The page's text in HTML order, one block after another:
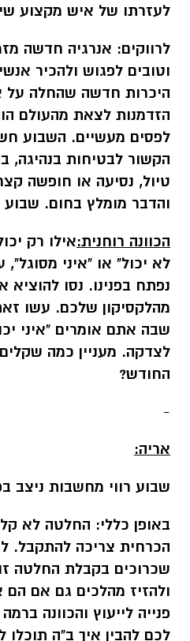
לעזרתו של איש מקצוע
לרווקים: אנרגיה חדשה
וטובים לפגוש ולהכיר
היכרות חדשה שהחלה
הזדמנות לצאת מהעולם
לפסים מעשיים. השבוע
הקשור לבטיחות בנהיגה,
טיול, נסיעה או חופשה
והדבר מומלץ בחום.
הכוונה רוחנית:אילו רק
לא יכול" או "איני
נפתח בפנינו. נסו להוציא
מהלקסיקון שלכם. עשו
שבה אתם אומרים "איני
לצדקה. מעניין כמה
החודש?
-
אריה:
שבוע רווי מחשבות ניצב
באופן כללי: החלטה לא
הכרחית צריכה להתקבל.
שכרוכים בקבלת החלטה
ולהזיז מהלכים גם אם הם
פנייה לייעוץ והכוונה
לכם להבין איך ב"ה